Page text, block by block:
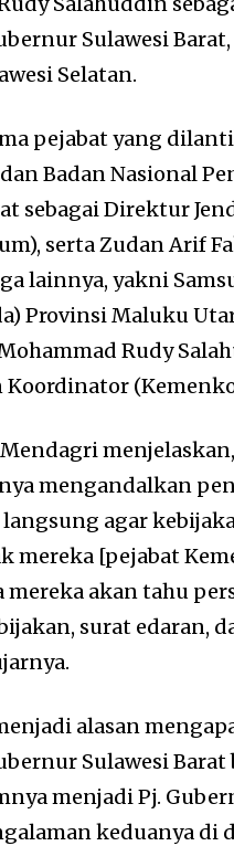
Sulawesi
Selatan.
pejabat yang
Badan Nasional
sebagai Direktur
serta Zudan Arif
lainnya, yakni
Provinsi Maluku
Rudy
mengandalkan
agar
mereka [pejabat
mereka akan tahu
surat edaran,
alasan
Sulawesi
menjadi Pj.
keduanya di